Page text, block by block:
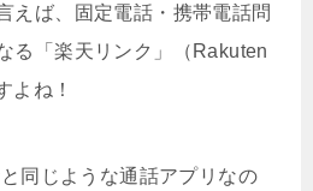
えば、固定電話・携帯電話問
る「楽天リンク」（Rakuten
よね！
同じような通話アプリなの